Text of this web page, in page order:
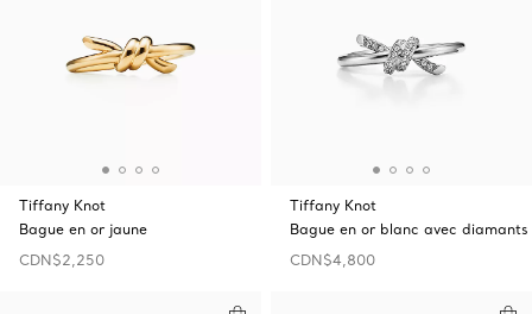
Tiffany Knot
Bague en or jaune
CDN$2,250
Tiffany Knot
Bague en or blanc avec diamants
CDN$4,800